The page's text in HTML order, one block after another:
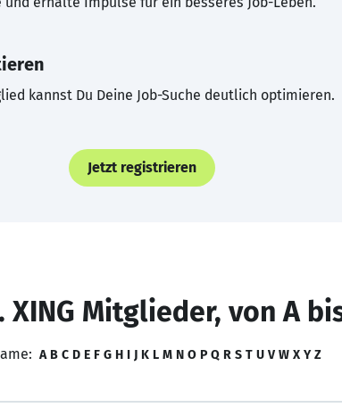
kannst Du Deine Job-Suche deutlich optimieren.
Jetzt registrieren
XING Mitglieder, von A
A B C D E F G H I J K L M N O P Q R S T U V W X Y Z